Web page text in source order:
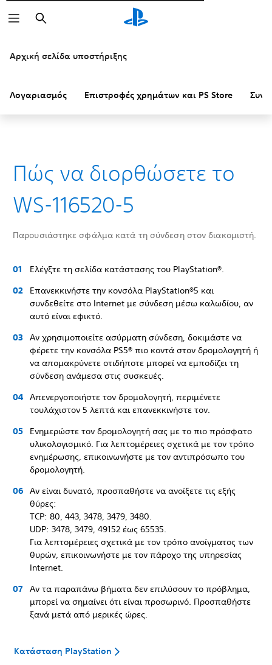
Αναζήτηση
Αρχική σελίδα υποστήριξης
Λογαριασμός Επιστροφές χρημάτων και PS Store
Πώς να διορθώσετε το
WS-116520-5
Παρουσιάστηκε σφάλμα κατά τη σύνδεση στον διακομιστή.
Ελέγξτε τη σελίδα κατάστασης του PlayStation®.
Επανεκκινήστε την κονσόλα PlayStation®5 και
συνδεθείτε στο Internet με σύνδεση μέσω καλωδίου, αν
αυτό είναι εφικτό.
Αν χρησιμοποιείτε ασύρματη σύνδεση, δοκιμάστε να
φέρετε την κονσόλα PS5® πιο κοντά στον δρομολογητή ή
να απομακρύνετε οτιδήποτε μπορεί να εμποδίζει τη
σύνδεση ανάμεσα στις συσκευές.
Απενεργοποιήστε τον δρομολογητή, περιμένετε
τουλάχιστον 5 λεπτά και επανεκκινήστε τον.
Ενημερώστε τον δρομολογητή σας με το πιο πρόσφατο
υλικολογισμικό. Για λεπτομέρειες σχετικά με τον τρόπο
ενημέρωσης, επικοινωνήστε με τον αντιπρόσωπο του
δρομολογητή.
Αν είναι δυνατό, προσπαθήστε να ανοίξετε τις εξής
θύρες:
TCP: 80, 443, 3478, 3479, 3480.
UDP: 3478, 3479, 49152 έως 65535.
Για λεπτομέρειες σχετικά με τον τρόπο ανοίγματος των
θυρών, επικοινωνήστε με τον πάροχο της υπηρεσίας
Internet.
Αν τα παραπάνω βήματα δεν επιλύσουν το πρόβλημα,
μπορεί να σημαίνει ότι είναι προσωρινό. Προσπαθήστε
ξανά μετά από μερικές ώρες.
Κατάσταση PlayStation